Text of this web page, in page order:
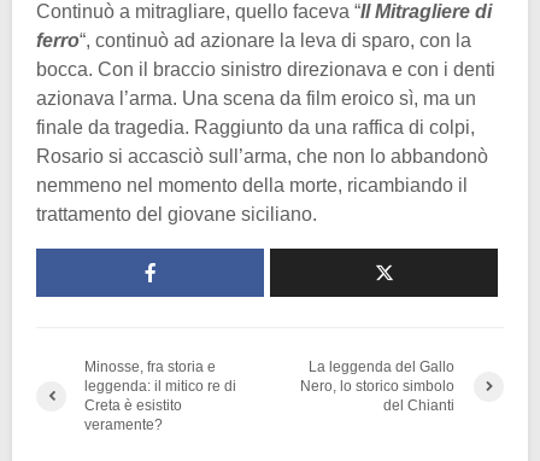
Continuò a mitragliare, quello faceva “Il Mitragliere di
ferro“, continuò ad azionare la leva di sparo, con la
bocca. Con il braccio sinistro direzionava e con i denti
azionava l’arma. Una scena da film eroico sì, ma un
finale da tragedia. Raggiunto da una raffica di colpi,
Rosario si accasciò sull’arma, che non lo abbandonò
nemmeno nel momento della morte, ricambiando il
trattamento del giovane siciliano.
Minosse, fra storia e
leggenda: il mitico re di
Creta è esistito
veramente?
La leggenda del Gallo
Nero, lo storico simbolo
del Chianti